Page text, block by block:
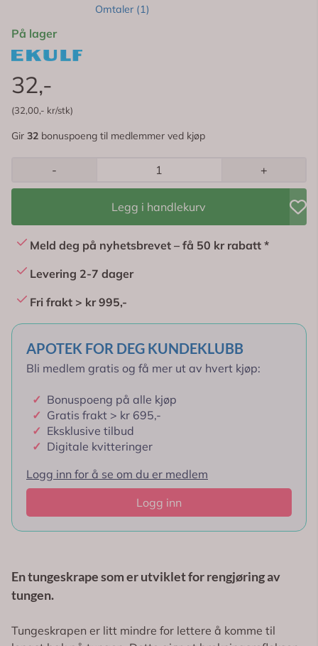
Omtaler (1)
På lager
32,-
(32,00,- kr/stk)
Gir 32 bonuspoeng til medlemmer ved kjøp
- +
Legg i handlekurv
Meld deg på nyhetsbrevet – få 50 kr rabatt *
Levering 2-7 dager
Fri frakt > kr 995,-
APOTEK FOR DEG KUNDEKLUBB
Bli medlem gratis og få mer ut av hvert kjøp:
✓ Bonuspoeng på alle kjøp
✓ Gratis frakt > kr 695,-
✓ Eksklusive tilbud
✓ Digitale kvitteringer
Logg inn for å se om du er medlem
Logg inn
En tungeskrape som er utviklet for rengjøring av
tungen.
Tungeskrapen er litt mindre for lettere å komme til